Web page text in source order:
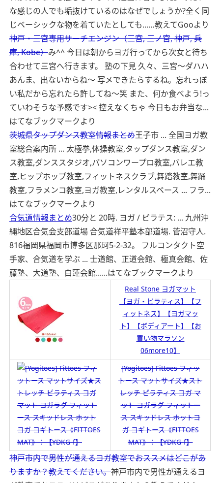
な感じの人でも垢抜けているのはなぜでしょうか?全く同
じベーシックな物を着ていたとしても...…教えてGooより
神戸・三宮専用サーチエンジン（三宮, 三ノ宮, 神戸, 兵
庫, Kobe）み^^ 今日は朝からヨガ行ってから次女と待ち
合わせて三宮へ行きます。 塾の下見 久々、三宮〜ダハハ
あんま、出ないからね〜 写メできたらするね。忘れっぽ
い私だから忘れたら許してね〜笑 また、何か食べよう!っ
ていわそうな予感です>< 控えなくちゃ 今日もお弁当な...
はてなブックマークより
茨城県タップダンス教室情報まとめ王子市 ... 全国ヨガ教
室総合案内所 ... 太極拳,体操教室,タップダンス教室,ダン
ス教室,ダンススタジオ,パソコンワープロ教室,バレエ教
室,ヒップホップ教室,フィットネスクラブ,舞踏教室,舞踊
教室,フラメンコ教室,ヨガ教室,レンタルスペース ... フラ...
はてなブックマークより
合気道情報まとめ30分と 20時. ヨガ / ピラテス: ... 九州沖
縄地区合気会支部道場 合気道祥平塾本部道場. 菅沼守人.
816福岡県福岡市博多区那珂5-2-32。 フルコンタクト空
手家、合気道を学ぶ ... 士道館、正道会館、極真会館、佐
藤塾、大道塾、白蓮会館......はてなブックマークより
Real Stone ヨガマット
【ヨガ・ピラティス】【フ
ィットネス】【ヨガマッ
ト】【ボディアート】【お
買い物マラソン
06more10】
[Yogitoes] Fittoes フィッ
トース マットサイズ★スト
レッチ ピラティス ヨガ マ
ット ヨガラグ フィットー
ス スキッドレス ホットヨ
ガ ヨギトース《FITTOES
MAT》：【YDKG-f】
神戸市内で男性が通えるヨガ教室でおススメはどこがあ
りますか？教えてください。神戸市内で男性が通えるヨ